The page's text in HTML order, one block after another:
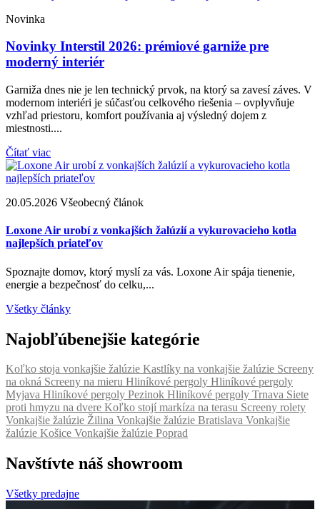
Novinka
Novinky Interstil 2026: prémiové garniže pre
moderný interiér
Garniža dnes nie je len technický prvok, na ktorý sa zavesí záves. V
modernom interiéri je súčasťou celkového riešenia – ovplyvňuje
vzhľad priestoru, komfort používania aj výsledný dojem z
miestnosti....
Čítať viac
20.05.2026 Všeobecný článok
Loxone Air urobí z vonkajších žalúzií a vykurovacieho kotla
najlepších priateľov
Spoznajte domov, ktorý myslí za vás. Loxone Air spája tienenie,
energie a bezpečnosť do celku,...
Všetky články
Najobľúbenejšie kategórie
Koľko stoja vonkajšie žalúzie Kastlíky na vonkajšie žalúzie Screeny
na okná Screeny na mieru Hliníkové pergoly Hliníkové pergoly
Myjava Hliníkové pergoly Pezinok Hliníkové pergoly Trnava Siete
proti hmyzu na dvere Koľko stojí markíza na terasu Screeny rolety
Vonkajšie žalúzie Žilina Vonkajšie žalúzie Bratislava Vonkajšie
žalúzie Košice Vonkajšie žalúzie Poprad
Navštívte náš showroom
Všetky predajne